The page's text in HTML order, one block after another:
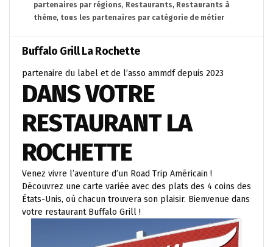
partenaires par régions, Restaurants, Restaurants à
thème, tous les partenaires par catégorie de métier
Buffalo Grill La Rochette
partenaire du label et de l’asso ammdf depuis 2023
DANS VOTRE
RESTAURANT LA
ROCHETTE
Venez vivre l’aventure d’un Road Trip Américain !
Découvrez une carte variée avec des plats des 4 coins des
États-Unis, où chacun trouvera son plaisir. Bienvenue dans
votre restaurant Buffalo Grill !